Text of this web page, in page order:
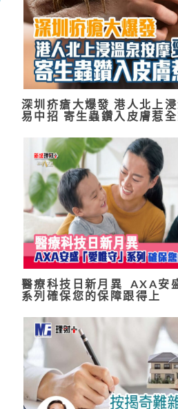
深圳疥瘡大爆發 港人北上
易中招 寄生蟲鑽入皮膚惹
醫療科技日新月異 AXA安
系列確保您的保障跟得上